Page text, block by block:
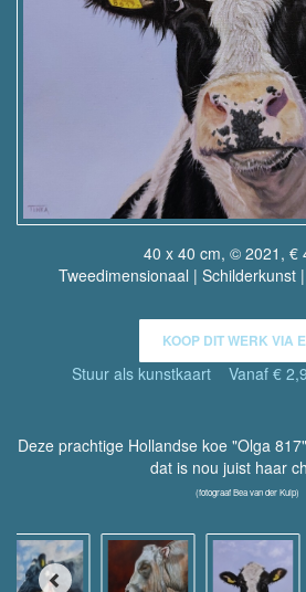
40 x 40 cm, © 2021, €
Tweedimensionaal | Schilderkunst
KOOP DIT WERK VIA
Stuur als kunstkaart Vanaf €
Deze prachtige Hollandse koe "Olga
dat is nou juist haar
(fotograaf Bea van der Kuip)